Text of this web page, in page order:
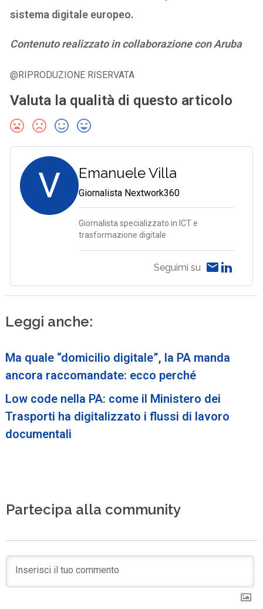
sistema digitale europeo.
Contenuto realizzato in collaborazione con Aruba
@RIPRODUZIONE RISERVATA
Valuta la qualità di questo articolo
V Emanuele Villa
Giornalista Nextwork360
Giornalista specializzato in ICT e
trasformazione digitale
Seguimi su
Leggi anche:
Ma quale “domicilio digitale”, la PA manda
ancora raccomandate: ecco perché
Low code nella PA: come il Ministero dei
Trasporti ha digitalizzato i flussi di lavoro
documentali
Partecipa alla community